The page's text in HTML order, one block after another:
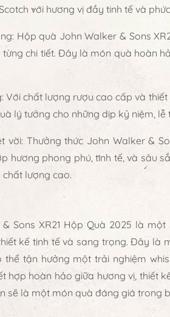
với hương vị đầy tinh tế và
: Hộp quà John Walker & Sons
chi tiết. Đây là món quà hoàn
: Với chất lượng rượu cao cấp và
lý tưởng cho những dịp kỷ niệm,
vời: Thưởng thức John Walker &
hương phong phú, tinh tế, và sâu
lượng cao.
Sons XR21 Hộp Quà 2025 là
kế tinh tế và sang trọng. Đây là
thể tận hưởng một trải nghiệm
hợp hoàn hảo giữa hương vị, thiết
sẽ là một món quà đáng giá trong